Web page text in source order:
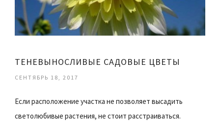
ТЕНЕВЫНОСЛИВЫЕ САДОВЫЕ ЦВЕТЫ
СЕНТЯБРЬ 18, 2017
Если расположение участка не позволяет высадить
светолюбивые растения, не стоит расстраиваться.